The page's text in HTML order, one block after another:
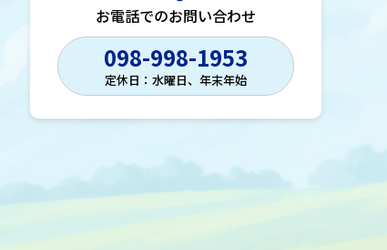
お電話でのお問い合わせ
098-998-1953
定休日：水曜日、年末年始